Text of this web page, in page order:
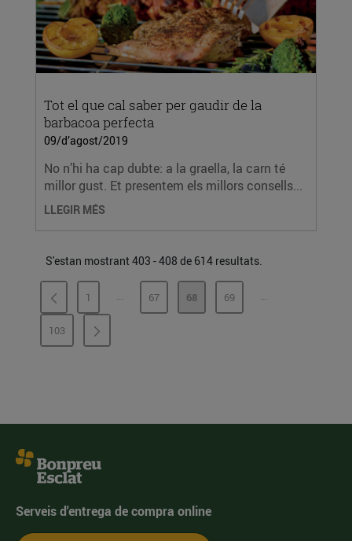
Tot el que cal saber per gaudir de la
barbacoa perfecta
09/d’agost/2019
No n’hi ha cap dubte: a la graella, la carn té
millor gust. Et presentem els millors consells...
LLEGIR MÉS
S'estan mostrant 403 - 408 de 614 resultats.
PÀGINA
1 ...PÀGINES INTERMÈDIES
PÀGINA
67 PÀGINA
68 PÀGINA
69 ...PÀGINES
PÀGINA
103
Serveis d'entrega de compra online